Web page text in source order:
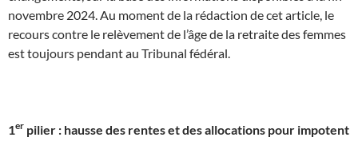
novembre 2024. Au moment de la rédaction de cet article, le
recours contre le relèvement de l’âge de la retraite des femmes
est toujours pendant au Tribunal fédéral.
1er pilier : hausse des rentes et des allocations pour impotent